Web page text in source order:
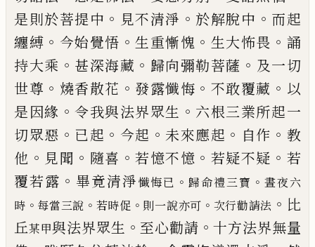
是則於菩提中 。 見不清淨 。 於解脫中 。 而起
纏縛 。 今始覺悟 。生重慚愧 。 生大怖畏 。 誦
持大乘 。 甚深海藏 。 歸向彌勒菩薩 。 及一切
世尊 。 燒香散花 。 發露懺悔 。 不敢覆藏 。 以
是因緣 。令我與法界眾生 。 六根三業所起一
切眾惡 。 已起 。 今起 。 未來應起 。 自作 。 教
他 。 見聞 。 隨喜 。若憶不憶 。 若疑不疑 。 若
覆若露 。 畢竟清淨懺悔已 。 歸命禮三寶 。 晝夜六
時 。 每當三說 。 若時促 。 則一說亦可 。 次行勸請法 。 比
丘某甲與法界眾生 。 至心勸請 。十方法界無量